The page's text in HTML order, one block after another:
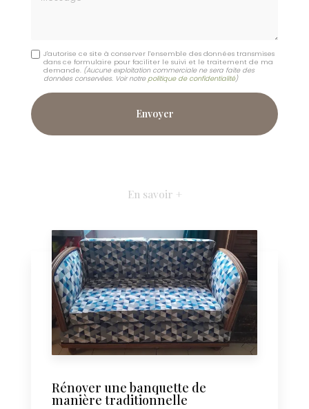
J'autorise ce site à conserver l'ensemble des données transmises
dans ce formulaire pour faciliter le suivi et le traitement de ma
demande. (Aucune exploitation commerciale ne sera faite des
données conservées. Voir notre politique de confidentialité)
En savoir +
Rénover une banquette de
manière traditionnelle